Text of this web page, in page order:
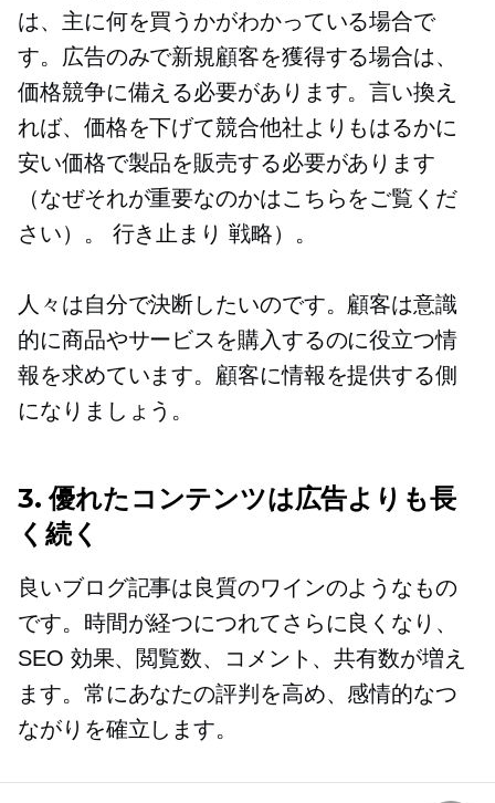
は、主に何を買うかがわかっている場合で
す。広告のみで新規顧客を獲得する場合は、
価格競争に備える必要があります。言い換え
れば、価格を下げて競合他社よりもはるかに
安い価格で製品を販売する必要があります
（なぜそれが重要なのかはこちらをご覧くだ
さい）。 行き止まり 戦略）。
人々は自分で決断したいのです。顧客は意識
的に商品やサービスを購入するのに役立つ情
報を求めています。顧客に情報を提供する側
になりましょう。
3. 優れたコンテンツは広告よりも長
く続く
良いブログ記事は良質のワインのようなもの
です。時間が経つにつれてさらに良くなり、
SEO 効果、閲覧数、コメント、共有数が増え
ます。常にあなたの評判を高め、感情的なつ
ながりを確立します。